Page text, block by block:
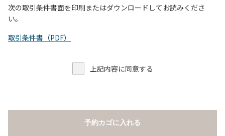
次の取引条件書面を印刷またはダウンロードしてお読みくださ
い。
取引条件書（PDF）
上記内容に同意する
予約カゴに入れる